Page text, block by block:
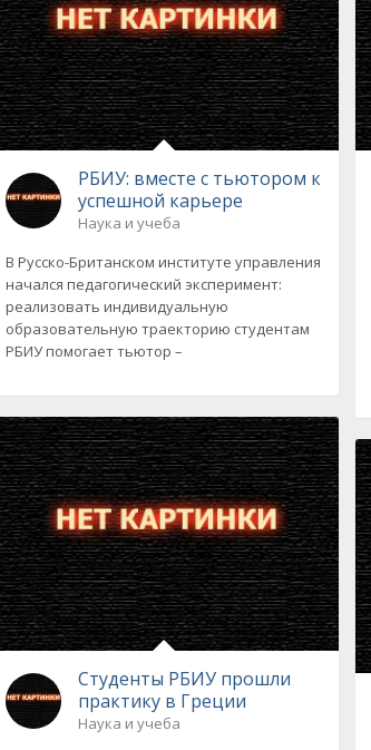
РБИУ: вместе с тьютором к
успешной карьере
Наука и учеба
В Русско-Британском институте управления
начался педагогический эксперимент:
реализовать индивидуальную
образовательную траекторию студентам
РБИУ помогает тьютор –
Студенты РБИУ прошли
практику в Греции
Наука и учеба